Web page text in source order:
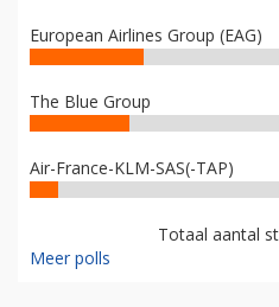
European Airlines Group (EAG)
The Blue Group
Air-France-KLM-SAS(-TAP)
Totaal aantal
Meer polls